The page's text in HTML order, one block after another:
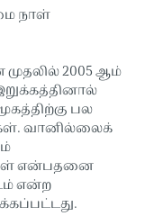
நாள்
2005 ஆம்
பல
வானில்லைக்
என்பதனை
என்ற